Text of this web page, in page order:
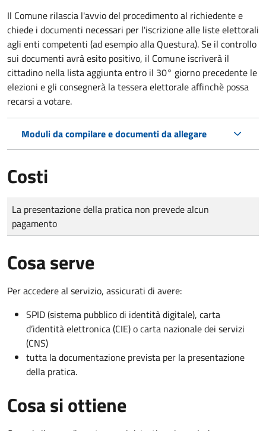
Il Comune rilascia l'avvio del procedimento al richiedente e
chiede i documenti necessari per l'iscrizione alle liste elettorali
agli enti competenti (ad esempio alla Questura). Se il controllo
sui documenti avrà esito positivo, il Comune iscriverà il
cittadino nella lista aggiunta entro il 30° giorno precedente le
elezioni e gli consegnerà la tessera elettorale affinchè possa
recarsi a votare.
Moduli da compilare e documenti da allegare
Costi
Tipo di pagamento
Importo
La presentazione della pratica non prevede alcun
pagamento
Cosa serve
Per accedere al servizio, assicurati di avere:
SPID (sistema pubblico di identità digitale), carta
d’identità elettronica (CIE) o carta nazionale dei servizi
(CNS)
tutta la documentazione prevista per la presentazione
della pratica.
Cosa si ottiene